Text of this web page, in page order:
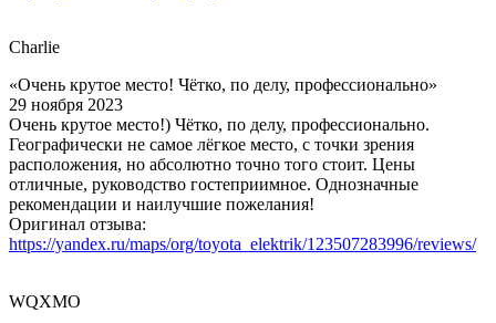
Charlie
«Очень крутое место! Чётко, по делу, профессионально»
29 ноября 2023
Очень крутое место!) Чётко, по делу, профессионально.
Географически не самое лёгкое место, с точки зрения
расположения, но абсолютно точно того стоит. Цены
отличные, руководство гостеприимное. Однозначные
рекомендации и наилучшие пожелания!
Оригинал отзыва:
https://yandex.ru/maps/org/toyota_elektrik/123507283996/reviews/
WQXMO